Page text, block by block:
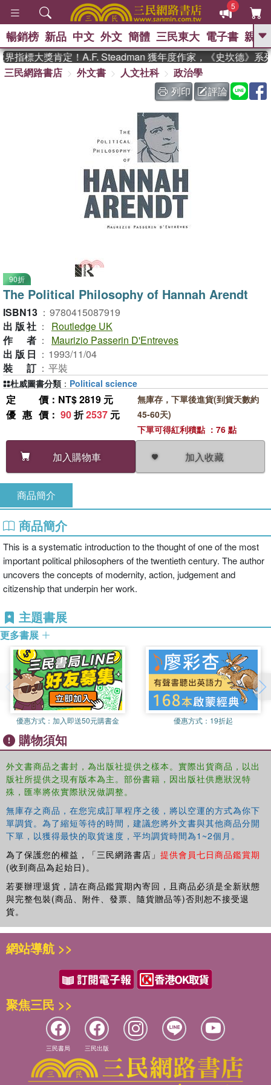
5
GO
熱搜： 東野圭吾 、 高希均教授回憶錄
The Odyssey 、 父親節 、 如果歷
史是一群喵 、 暑期推薦 、 國際布克
獎 臺灣漫遊錄 、
登輝時代
、 數學女孩：黎曼猜想
偉大的迷走神經
暢銷榜 新品 中文 外文 簡體 三民東大 電子書 親子
指標大獎肯定！A.F. Steadman 獲年度作家，《史坎德》系
三民網路書店
外文書 人文社科
政治學
列印
評論
90折
The Political Philosophy of Hannah Arendt
ISBN13 ： 9780415087919
出版社 ：
Routledge UK
作者 ：
Maurizio Passerin D'Entreves
出版日 ： 1993/11/04
裝訂 ： 平裝
定價 ：NT$ 2819 元
優惠價 ： 90折2537 元
加入購物車 加入收藏
無庫存，下單後進貨(到貨天數約
45-60天)
下單可得紅利積點 ：76 點
杜威圖書分類 ： Political science
商品簡介
商品簡介
This is a systematic introduction to the thought of one of the most
important political philosophers of the twentieth century. The author
uncovers the concepts of modernity, action, judgement and
citizenship that underpin her work.
主題書展
更多書展
優惠方式： 加入即送50元購書金 優惠方式： 19折起
購物須知
外文書商品之書封，為出版社提供之樣本。實際出貨商品，以出
版社所提供之現有版本為主。部份書籍，因出版社供應狀況特
殊，匯率將依實際狀況做調整。
無庫存之商品，在您完成訂單程序之後，將以空運的方式為你下
單調貨。為了縮短等待的時間，建議您將外文書與其他商品分開
下單，以獲得最快的取貨速度，平均調貨時間為1~2個月。
為了保護您的權益，「三民網路書店」 提供會員七日商品鑑賞期
(收到商品為起始日)。
若要辦理退貨，請在商品鑑賞期內寄回，且商品必須是全新狀態
與完整包裝(商品、附件、發票、隨貨贈品等)否則恕不接受退
貨。
網站導航 >>
聚焦三民 >>
三民書局 三民出版